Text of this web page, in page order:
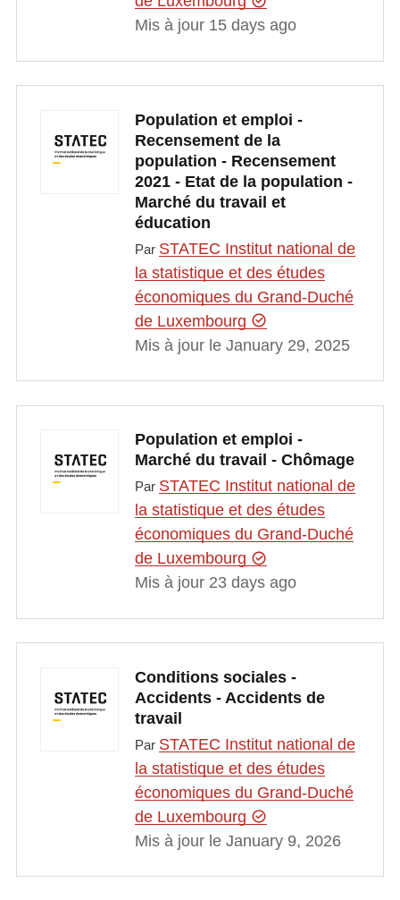
Mis à jour 15 days ago
Population et emploi -
Recensement de la
population - Recensement
2021 - Etat de la population -
Marché du travail et
éducation
Par STATEC Institut national de
la statistique et des études
économiques du Grand-Duché
de Luxembourg
Mis à jour le January 29, 2025
Population et emploi -
Marché du travail - Chômage
Par STATEC Institut national de
la statistique et des études
économiques du Grand-Duché
de Luxembourg
Mis à jour 23 days ago
Conditions sociales -
Accidents - Accidents de
travail
Par STATEC Institut national de
la statistique et des études
économiques du Grand-Duché
de Luxembourg
Mis à jour le January 9, 2026